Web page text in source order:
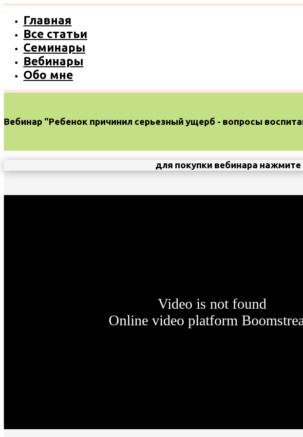
Главная
Все статьи
Семинары
Вебинары
Обо мне
Вебинар "Ребенок причинил серьезный ущерб - вопросы
для покупки вебинара